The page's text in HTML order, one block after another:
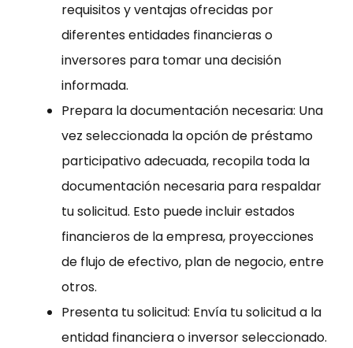
requisitos y ventajas ofrecidas por
diferentes entidades financieras o
inversores para tomar una decisión
informada.
Prepara la documentación necesaria: Una
vez seleccionada la opción de préstamo
participativo adecuada, recopila toda la
documentación necesaria para respaldar
tu solicitud. Esto puede incluir estados
financieros de la empresa, proyecciones
de flujo de efectivo, plan de negocio, entre
otros.
Presenta tu solicitud: Envía tu solicitud a la
entidad financiera o inversor seleccionado.